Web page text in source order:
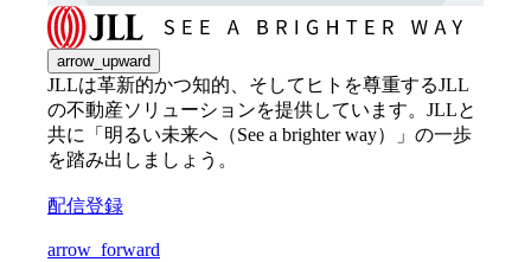
arrow_upward
JLLは革新的かつ知的、そしてヒトを尊重するJLL
の不動産ソリューションを提供しています。JLLと
共に「明るい未来へ（See a brighter way）」の一歩
を踏み出しましょう。
配信登録
arrow_forward